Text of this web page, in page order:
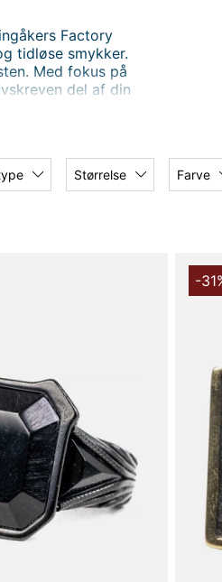
Factory
tidløse smykker.
Med fokus på
del af din
Størrelse Farve
-